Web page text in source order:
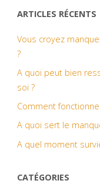
ARTICLES RÉCENTS
Vous croyez
?
A quoi peut bien
soi ?
Comment
A quoi sert le
A quel moment
CATÉGORIES